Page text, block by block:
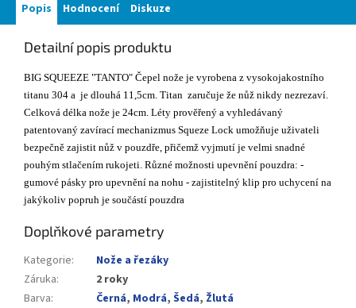
Popis Hodnocení Diskuze
Detailní popis produktu
BIG SQUEEZE "TANTO" Čepel nože je vyrobena z vysokojakostního
titanu 304 a je dlouhá 11,5cm. Titan zaručuje že nůž nikdy nezrezaví.
Celková délka nože je 24cm. Léty prověřený a vyhledávaný
patentovaný zavírací mechanizmus Squeze Lock umožňuje uživateli
bezpečně zajistit nůž v pouzdře, přičemž vyjmutí je velmi snadné
pouhým stlačením rukojeti. Různé možnosti upevnění pouzdra: -
gumové pásky pro upevnění na nohu - zajistitelný klip pro uchycení na
jakýkoliv popruh je součástí pouzdra
Doplňkové parametry
Kategorie:
Nože a řezáky
Záruka:
2 roky
Barva: Černá, Modrá, Šedá, Žlutá